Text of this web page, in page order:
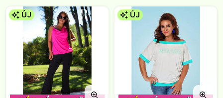
ÚJ ÚJ